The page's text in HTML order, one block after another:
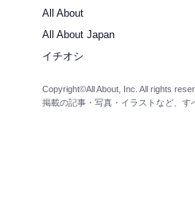
All About
All About Japan
イチオシ
Copyright©All About, Inc. All rights
掲載の記事・写真・イラストなど、す